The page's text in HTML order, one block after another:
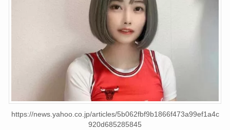
https://news.yahoo.co.jp/articles/5b062fbf9b1866f473a99ef1a4c
920d685285845